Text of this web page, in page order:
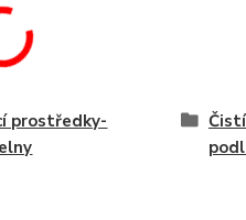
prostředky-